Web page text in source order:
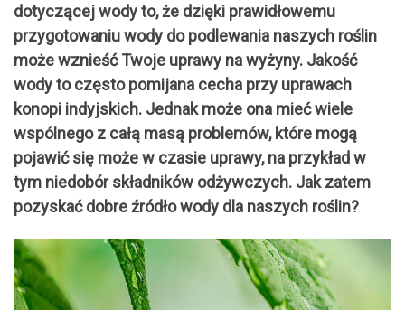
dotyczącej wody to, że dzięki prawidłowemu
przygotowaniu wody do podlewania naszych roślin
może wznieść Twoje uprawy na wyżyny. Jakość
wody to często pomijana cecha przy uprawach
konopi indyjskich. Jednak może ona mieć wiele
wspólnego z całą masą problemów, które mogą
pojawić się może w czasie uprawy, na przykład w
tym niedobór składników odżywczych. Jak zatem
pozyskać dobre źródło wody dla naszych roślin?